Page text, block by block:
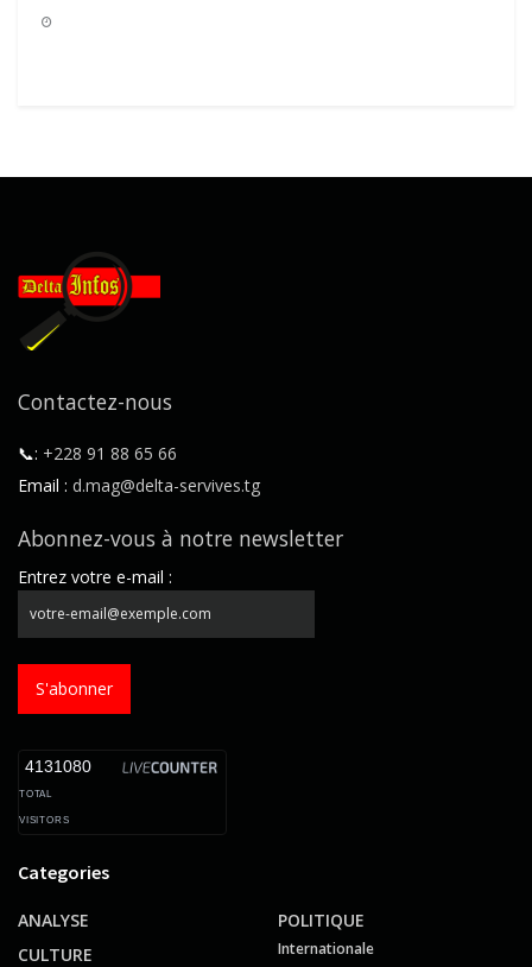
Contactez-nous
📞: +228 91 88 65 66
Email : d.mag@delta-servives.tg
Abonnez-vous à notre newsletter
Entrez votre e-mail :
S'abonner
4131080
TOTAL
VISITORS
Categories
ANALYSE
CULTURE
POLITIQUE
Internationale